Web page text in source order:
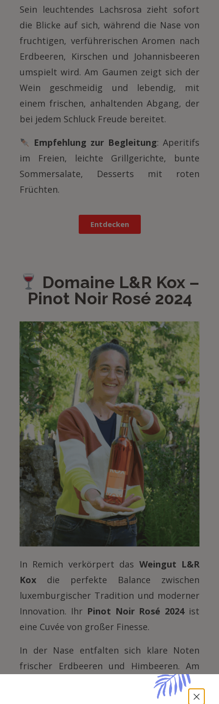
Sein leuchtendes Lachsrosa zieht sofort
die Blicke auf sich, während die Nase von
fruchtigen, verführerischen Aromen nach
Erdbeeren, Kirschen und Johannisbeeren
umspielt wird. Am Gaumen zeigt sich der
Wein geschmeidig und lebendig, mit
einem frischen, anhaltenden Abgang, der
bei jedem Schluck Freude bereitet.
Empfehlung zur Begleitung: Aperitifs
im Freien, leichte Grillgerichte, bunte
Sommersalate, Desserts mit roten
Früchten.
Entdecken
Domaine L&R Kox –
Pinot Noir Rosé 2024
In Remich verkörpert das Weingut L&R
Kox die perfekte Balance zwischen
luxemburgischer Tradition und moderner
Innovation. Ihr Pinot Noir Rosé 2024ist
eine Cuvée von großer Finesse.
In der Nase entfalten sich klare Noten
frischer Erdbeeren und Himbeeren. Am
Gaumen besticht dieser Rosé durch seine
Eleganz und Leichtigkeit. Seine lebendige